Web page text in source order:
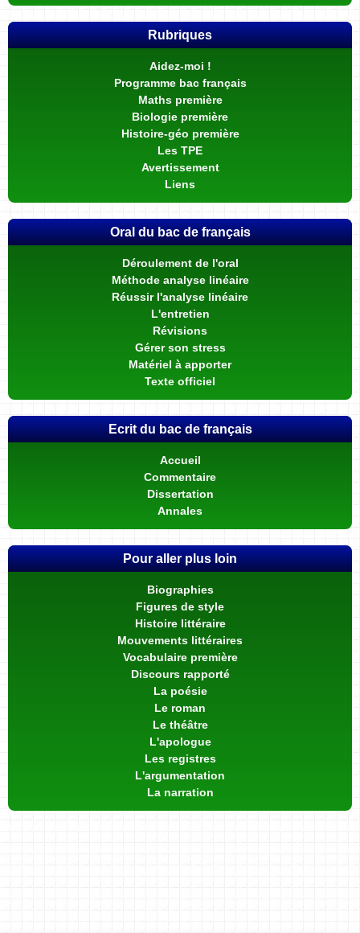
Rubriques
Aidez-moi !
Programme bac français
Maths première
Biologie première
Histoire-géo première
Les TPE
Avertissement
Liens
Oral du bac de français
Déroulement de l'oral
Méthode analyse linéaire
Réussir l'analyse linéaire
L'entretien
Révisions
Gérer son stress
Matériel à apporter
Texte officiel
Ecrit du bac de français
Accueil
Commentaire
Dissertation
Annales
Pour aller plus loin
Biographies
Figures de style
Histoire littéraire
Mouvements littéraires
Vocabulaire première
Discours rapporté
La poésie
Le roman
Le théâtre
L'apologue
Les registres
L'argumentation
La narration